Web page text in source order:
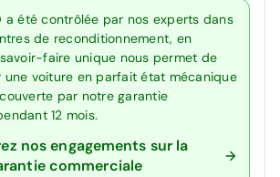
a été contrôlée par nos experts dans
de reconditionnement, en
faire unique nous permet de
une voiture en parfait état mécanique
par notre garantie
12 mois.
nos engagements sur la
commerciale